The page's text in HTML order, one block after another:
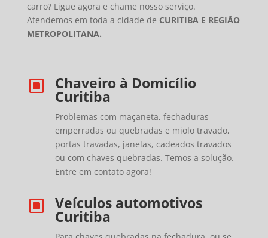
carro? Ligue agora e chame nosso serviço.
Atendemos em toda a cidade de CURITIBA E REGIÃO
METROPOLITANA.
W Chaveiro à Domicílio
Curitiba
Problemas com maçaneta, fechaduras
emperradas ou quebradas e miolo travado,
portas travadas, janelas, cadeados travados
ou com chaves quebradas. Temos a solução.
Entre em contato agora!
W Veículos automotivos
Curitiba